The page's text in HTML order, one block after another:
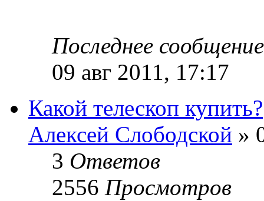
Последнее
09 авг 2011, 17:17
Какой телескоп купить?
Алексей Слободской »
3 Ответов
2556 Просмотров